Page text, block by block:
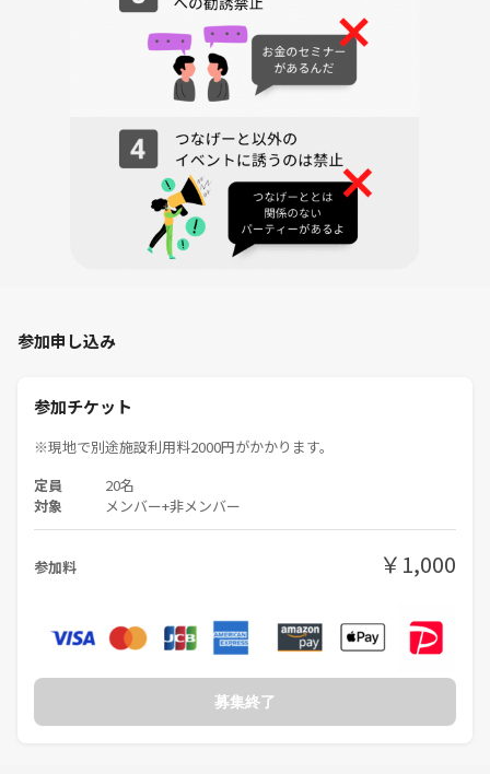
※下記内容を発見、発覚した際は、途中退出いただき、つなげーと運営
（開催日以降も、参加者より申し出ありましたら、同様の対応としま
・ナンパ、セクハラ、迷惑行為
・ネットワークビジネス及びその他のビジネスへ取り組まれている方、
・宗教やBtoCの不動産、保険、金融商材の勧誘（事後も含めて、こちら
・ボードゲームには傷をつけたり、汚したりしないように気を付けてく
・・参加者同士のトラブルを始め、いかなるトラブルの発生についても
当団体は一切の責任を負いかねます
・当主催イベント以外の他の主催者イベントやサークルへの人の引き抜
き、勧誘行為
そのような行為が見られた場合、運営までご一報ください。
当日はみんなで楽しい時間を過ごしましょう！ご参加お待ちしています
参加申し込み
参加チケット
※現地で別途施設利用料2000円がかかります。
定員 20名
対象 メンバー+非メンバー
参加料 ￥1,000
募集終了